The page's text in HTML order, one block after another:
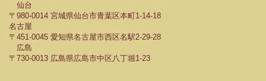
仙台
〒980-0014 宮城県仙台市青葉区本町1-14-18
名古屋
〒451-0045 愛知県名古屋市西区名駅2-29-28
広島
〒730-0013 広島県広島市中区八丁堀1-23